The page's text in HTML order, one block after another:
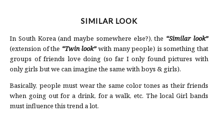
SIMILAR LOOK
In South Korea (and maybe somewhere else?), the “Similar look”
(extension of the “Twin look”with many people) is something that
groups of friends love doing (so far I only found pictures with
only girls but we can imagine the same with boys & girls).
Basically, people must wear the same color tones as their friends
when going out for a drink, for a walk, etc. The local Girl bands
must influence this trend a lot.